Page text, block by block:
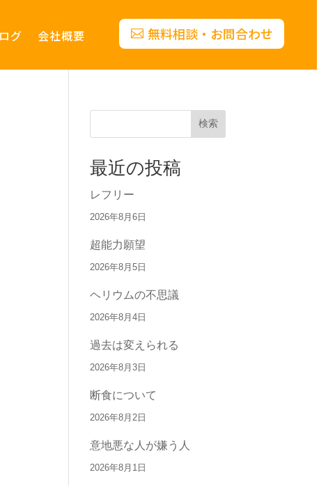
グ 会社概要 無料相談・お問合わせ
検索
最近の投稿
レフリー
2026年8月6日
超能力願望
2026年8月5日
ヘリウムの不思議
2026年8月4日
過去は変えられる
2026年8月3日
断食について
2026年8月2日
意地悪な人が嫌う人
2026年8月1日